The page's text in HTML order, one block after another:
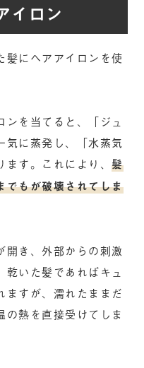
イロン
髪にヘアアイロンを使
を当てると、「ジュ
気に蒸発し、「水蒸気
ます。これにより、髪
でもが破壊されてしま
開き、外部からの刺激
いた髪であればキュ
ますが、濡れたままだ
の熱を直接受けてしま